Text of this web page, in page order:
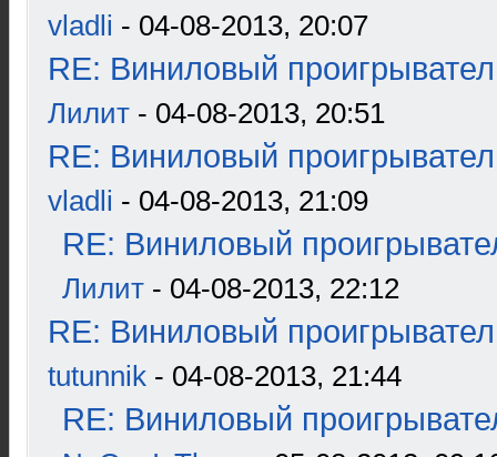
vladli - 04-08-2013, 20:07
RE: Виниловый
Лилит - 04-08-2013, 20:51
RE: Виниловый
vladli - 04-08-2013, 21:09
RE: Виниловый
Лилит - 04-08-2013, 22:12
RE: Виниловый
tutunnik - 04-08-2013, 21:44
RE: Виниловый